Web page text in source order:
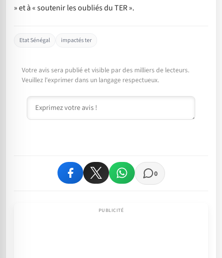
» et à « soutenir les oubliés du TER ».
Etat Sénégal impactés ter
Votre avis sera publié et visible par des milliers de lecteurs.
Veuillez l'exprimer dans un langage respectueux.
Commentaire
0